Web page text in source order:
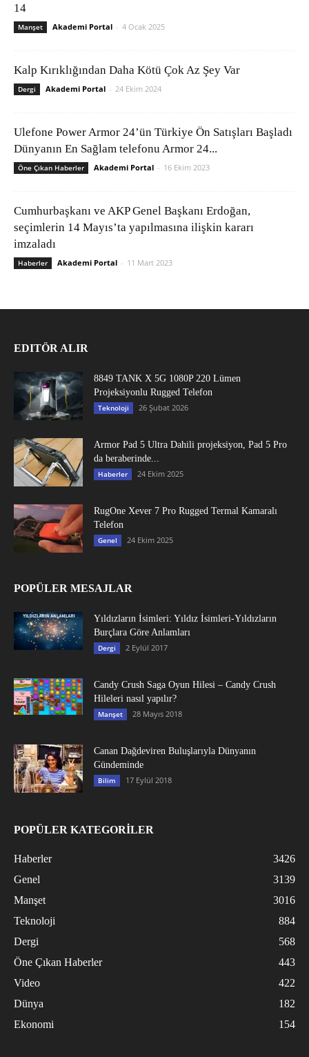
14
Manşet Akademi Portal - 4 Ocak 2025
Kalp Kırıklığından Daha Kötü Çok Az Şey Var
Dergi Akademi Portal - 24 Ekim 2024
Ulefone Power Armor 24’ün Türkiye Ön Satışları Başladı
Dünyanın En Sağlam telefonu Armor 24...
Öne Çıkan Haberler Akademi Portal - 16 Ekim 2023
Cumhurbaşkanı ve AKP Genel Başkanı Erdoğan,
seçimlerin 14 Mayıs’ta yapılmasına ilişkin kararı
imzaladı
Haberler Akademi Portal - 11 Mart 2023
EDITÖR ALIR
8849 TANK X 5G 1080P 220 Lümen
Projeksiyonlu Rugged Telefon
Teknoloji 26 Şubat 2026
Armor Pad 5 Ultra Dahili projeksiyon, Pad 5 Pro
da beraberinde...
Haberler 24 Ekim 2025
RugOne Xever 7 Pro Rugged Termal Kamaralı
Telefon
Genel 24 Ekim 2025
POPÜLER MESAJLAR
Yıldızların İsimleri: Yıldız İsimleri-Yıldızların
Burçlara Göre Anlamları
Dergi 2 Eylül 2017
Candy Crush Saga Oyun Hilesi – Candy Crush
Hileleri nasıl yapılır?
Manşet 28 Mayıs 2018
Canan Dağdeviren Buluşlarıyla Dünyanın
Gündeminde
Bilim 17 Eylül 2018
POPÜLER KATEGORİLER
Haberler
3426
Genel
3139
Manşet
3016
Teknoloji
884
Dergi
568
Öne Çıkan Haberler
443
Video
422
Dünya
182
Ekonomi
154